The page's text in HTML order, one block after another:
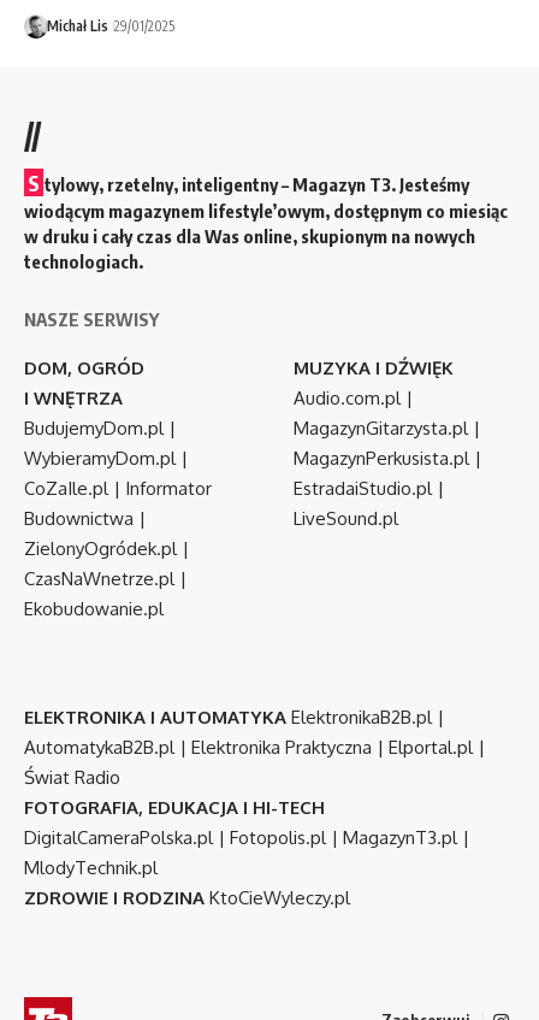
Michał Lis 29/01/2025
//
S tylowy, rzetelny, inteligentny – Magazyn T3. Jesteśmy
wiodącym magazynem lifestyle’owym, dostępnym co miesiąc
w druku i cały czas dla Was online, skupionym na nowych
technologiach.
NASZE SERWISY
DOM, OGRÓD
I WNĘTRZA
BudujemyDom.pl|
WybieramyDom.pl|
CoZaIle.pl| Informator
Budownictwa |
ZielonyOgródek.pl|
CzasNaWnetrze.pl|
Ekobudowanie.pl
MUZYKA I DŹWIĘK
Audio.com.pl|
MagazynGitarzysta.pl|
MagazynPerkusista.pl|
EstradaiStudio.pl|
LiveSound.pl
ELEKTRONIKA I AUTOMATYKA ElektronikaB2B.pl|
AutomatykaB2B.pl| Elektronika Praktyczna | Elportal.pl|
Świat Radio
FOTOGRAFIA, EDUKACJA I HI-TECH
DigitalCameraPolska.pl| Fotopolis.pl| MagazynT3.pl|
MlodyTechnik.pl
ZDROWIE I RODZINA KtoCieWyleczy.pl